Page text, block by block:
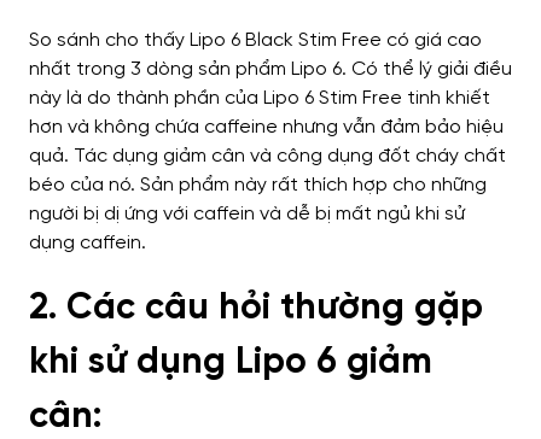
So sánh cho thấy Lipo 6 Black Stim Free có giá cao
nhất trong 3 dòng sản phẩm Lipo 6. Có thể lý giải điều
này là do thành phần của Lipo 6 Stim Free tinh khiết
hơn và không chứa caffeine nhưng vẫn đảm bảo hiệu
quả. Tác dụng giảm cân và công dụng đốt cháy chất
béo của nó. Sản phẩm này rất thích hợp cho những
người bị dị ứng với caffein và dễ bị mất ngủ khi sử
dụng caffein.
2. Các câu hỏi thường gặp
khi sử dụng Lipo 6 giảm
cân: